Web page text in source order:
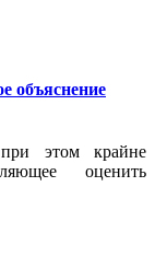
объяснение
этом крайне
оценить